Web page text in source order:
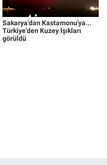
Sakarya'dan Kastamonu'ya...
Türkiye'den Kuzey Işıkları
görüldü